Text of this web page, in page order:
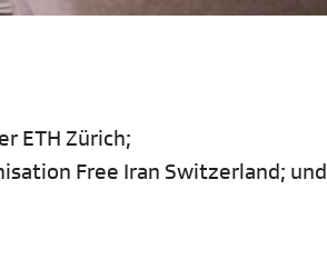
ETH Zürich;
Free Iran Switzerland; und